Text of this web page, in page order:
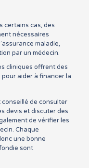
certains cas, des
nécessaires
maladie,
par un médecin.
cliniques offrent des
aider à financer la
de consulter
devis et discuter des
de vérifier les
Chaque
une bonne
sont